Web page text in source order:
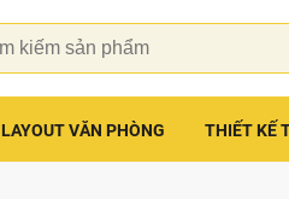
LAYOUT VĂN PHÒNG THIẾT KẾ